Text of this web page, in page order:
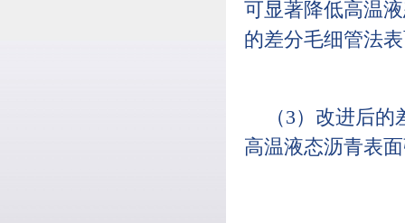
可显著降低高温
的差分毛细管法
（3）改进后
高温液态沥青表